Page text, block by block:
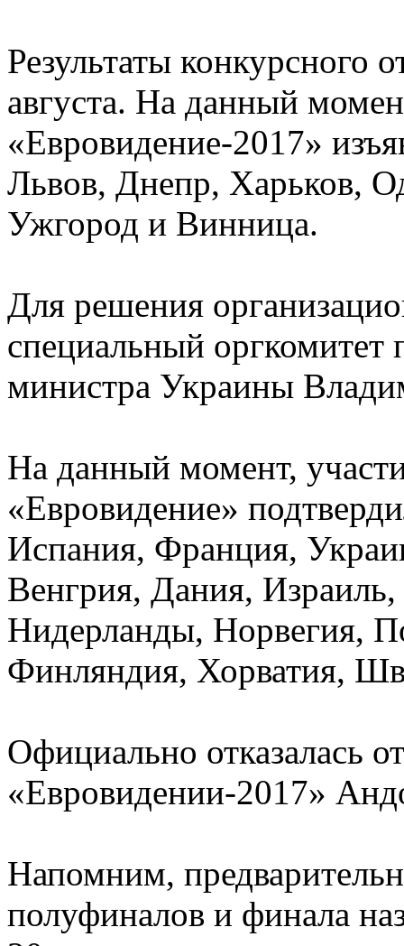
Результаты конкурсного
августа. На данный
«Евровидение-2017»
Львов, Днепр, Харьков,
Ужгород и Винница.
Для решения
специальный оргкомитет
министра Украины
На данный момент,
«Евровидение»
Испания, Франция,
Венгрия, Дания,
Нидерланды, Норвегия,
Финляндия, Хорватия,
Официально отказалась
«Евровидении-2017»
Напомним,
полуфиналов и финала